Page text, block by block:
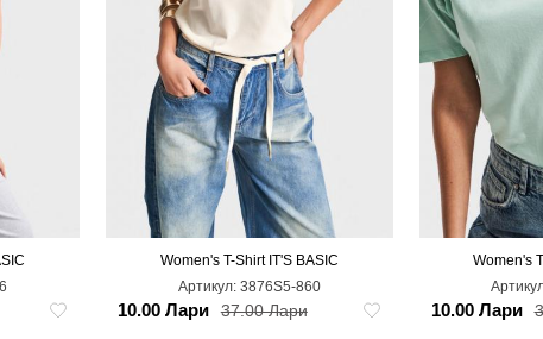
L M S
Women's T-Shirt IT'S BASIC
Артикул: 3876S5-860
10.00 Лари 37.00 Лари
Women's
10.00 Лари